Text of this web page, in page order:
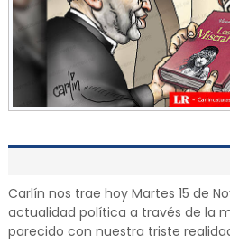
Carlín nos trae hoy Martes 15 de
actualidad política a través de la
parecido con nuestra triste